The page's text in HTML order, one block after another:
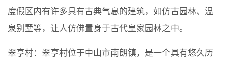
度假区内有许多具有古典气息的建筑，如仿古园林、温
泉别墅等，让人仿佛置身于古代皇家园林之中。
翠亨村：翠亨村位于中山市南朗镇，是一个具有悠久历